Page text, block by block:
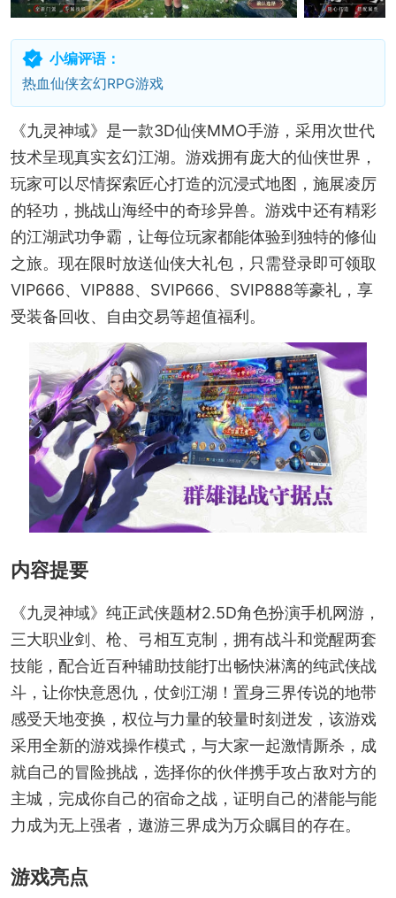
小编评语：
热血仙侠玄幻RPG游戏
《九灵神域》是一款3D仙侠MMO手游，采用次世代
技术呈现真实玄幻江湖。游戏拥有庞大的仙侠世界，
玩家可以尽情探索匠心打造的沉浸式地图，施展凌厉
的轻功，挑战山海经中的奇珍异兽。游戏中还有精彩
的江湖武功争霸，让每位玩家都能体验到独特的修仙
之旅。现在限时放送仙侠大礼包，只需登录即可领取
VIP666、VIP888、SVIP666、SVIP888等豪礼，享
受装备回收、自由交易等超值福利。
内容提要
《九灵神域》纯正武侠题材2.5D角色扮演手机网游，
三大职业剑、枪、弓相互克制，拥有战斗和觉醒两套
技能，配合近百种辅助技能打出畅快淋漓的纯武侠战
斗，让你快意恩仇，仗剑江湖！置身三界传说的地带
感受天地变换，权位与力量的较量时刻迸发，该游戏
采用全新的游戏操作模式，与大家一起激情厮杀，成
就自己的冒险挑战，选择你的伙伴携手攻占敌对方的
主城，完成你自己的宿命之战，证明自己的潜能与能
力成为无上强者，遨游三界成为万众瞩目的存在。
游戏亮点